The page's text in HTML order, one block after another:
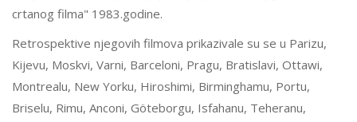
crtanog filma" 1983.godine.
Retrospektive njegovih filmova prikazivale su se u Parizu,
Kijevu, Moskvi, Varni, Barceloni, Pragu, Bratislavi, Ottawi,
Montrealu, New Yorku, Hiroshimi, Birminghamu, Portu,
Briselu, Rimu, Anconi, Göteborgu, Isfahanu, Teheranu,